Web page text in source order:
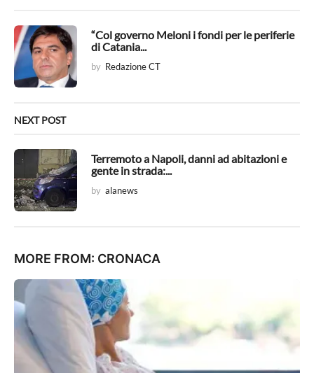
t
i
o
n
“Col governo Meloni i fondi per le periferie
di Catania...
by Redazione CT
NEXT POST
Terremoto a Napoli, danni ad abitazioni e
gente in strada:...
by alanews
MORE FROM: CRONACA